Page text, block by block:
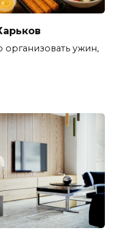
организовать ужин,